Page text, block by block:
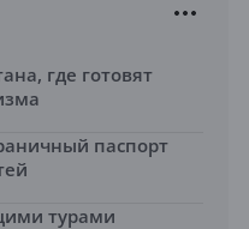
где готовят
паспорт
турами